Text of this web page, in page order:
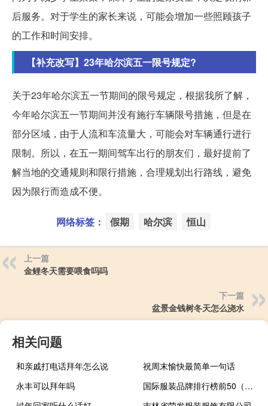
后服务。对于学生的家长来说，可能会增加一些照顾孩子
的工作和时间安排。
【补充改写】23年哈尔滨五一限号规定?
关于23年哈尔滨五一节期间的限号规定，根据我所了解，
今年哈尔滨五一节期间并没有施行车辆限号措施，但是在
部分区域，由于人流和车流量大，可能会对车辆通行进行
限制。所以，在五一期间驾车出行的朋友们，最好提前了
解当地的交通规则和限行措施，合理规划出行路线，避免
因为限行而造成不便。
网络标签： 假期 哈尔滨 恒山
上一篇
金鲤冬天需要喂食吗吗
下一篇
盆景金钱树冬天怎么浇水
相关问题
和亲戚打电话拜年怎么说
祝周末愉快最简单一句话
永丰可以拜年吗
国际服装品牌排行榜前50（国际服装品牌排行榜）